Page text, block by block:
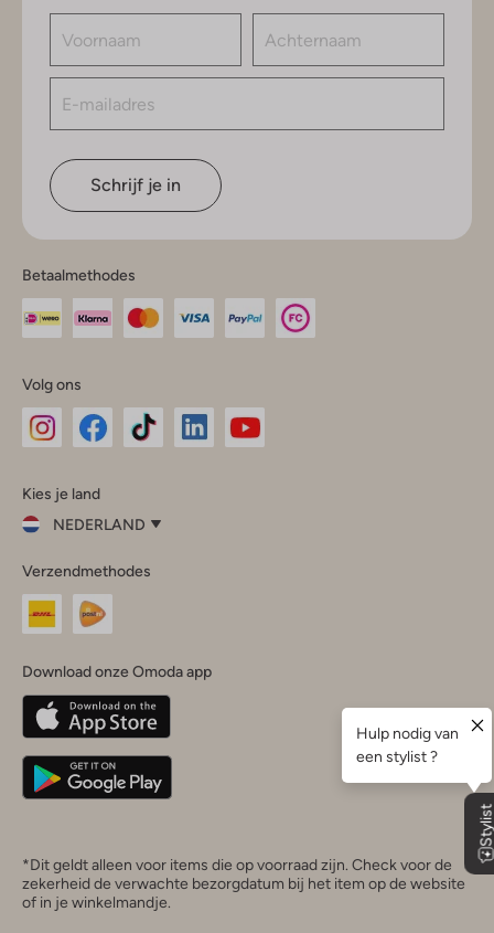
Schrijf je in
Betaalmethodes
Volg ons
InstagramFacebook
Kies je land
NEDERLAND
je
land
Nederland
Belgique(Français)
Deutschland
Verzendmethodes
Download onze Omoda app
*Dit geldt alleen voor items die op voorraad zijn. Check voor de
zekerheid de verwachte bezorgdatum bij het item op de website
of in je winkelmandje.